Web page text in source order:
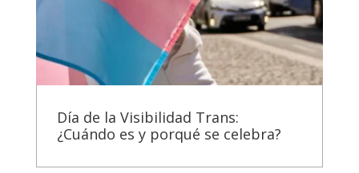
Día de la Visibilidad Trans:
¿Cuándo es y porqué se celebra?